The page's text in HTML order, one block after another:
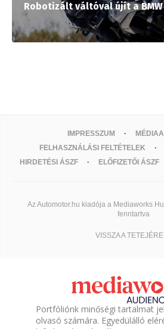
Robotizált váltóval újít a
IMPRESSZUM
FELHASZNÁLÁSI FELTÉTELEK
HIRDETÉSI ÁSZF
ELŐFIZETŐI ÁSZF
Az Automotor.hu kiadója a Mediaworks
fenntartva
VISSZA A TETEJÉRE
Portfóliónk minőségi tartalmat
olvasó számára. Egyedülálló